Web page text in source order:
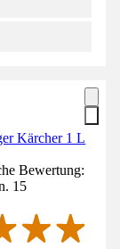
Kärcher 1 L
Bewertung:
15